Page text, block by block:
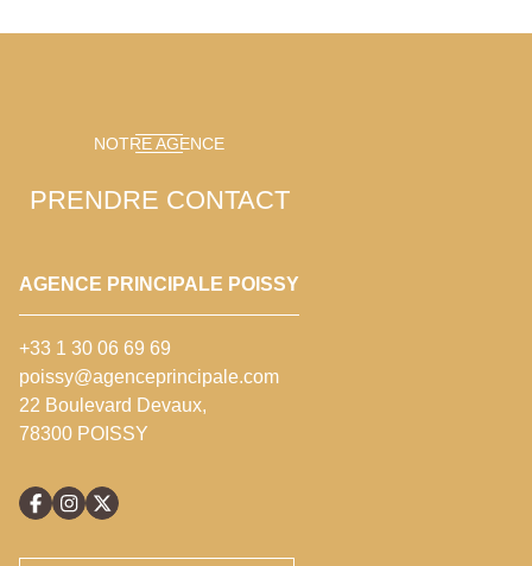
NOTRE AGENCE
PRENDRE CONTACT
AGENCE PRINCIPALE POISSY
+33 1 30 06 69 69
poissy@agenceprincipale.com
22 Boulevard Devaux,
78300 POISSY